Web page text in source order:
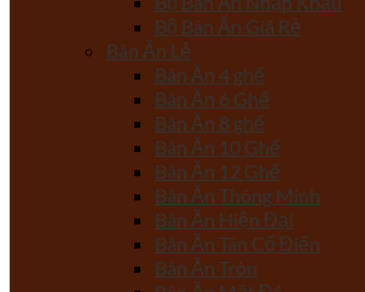
Bộ Bàn Ăn Giá Rẻ
Bàn Ăn Lẻ
Bàn Ăn 4 ghế
Bàn Ăn 6 Ghế
Bàn Ăn 8 ghế
Bàn Ăn 10 Ghế
Bàn Ăn 12 Ghế
Bàn Ăn Thông Minh
Bàn Ăn Hiện Đại
Bàn Ăn Tân Cổ Điển
Bàn Ăn Tròn